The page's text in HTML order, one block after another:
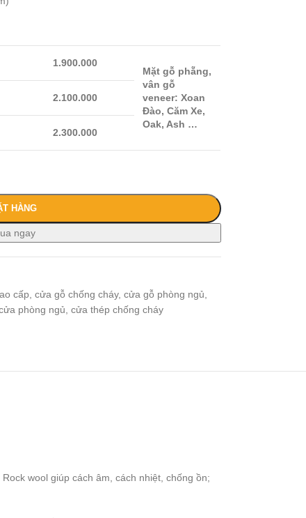
1.900.000
Mặt gỗ phẵng,
vân gỗ
veneer: Xoan
Đào, Căm Xe,
Oak, Ash …
2.100.000
2.300.000
HÀNG
ngay
cấp, cửa gỗ chống cháy, cửa gỗ phòng ngủ
phòng ngủ cửa thép chống cháy
wool giúp cách âm, cách nhiệt, chống ồn;